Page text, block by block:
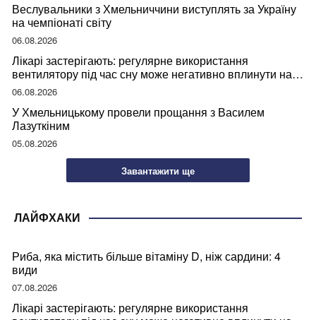
Веслувальники з Хмельниччини виступлять за Україну
на чемпіонаті світу
06.08.2026
Лікарі застерігають: регулярне використання
вентилятору під час сну може негативно вплинути на
ваше здоров’я
06.08.2026
У Хмельницькому провели прощання з Василем
Лазуткіним
05.08.2026
Завантажити ще
ЛАЙФХАКИ
Риба, яка містить більше вітаміну D, ніж сардини: 4
види
07.08.2026
Лікарі застерігають: регулярне використання